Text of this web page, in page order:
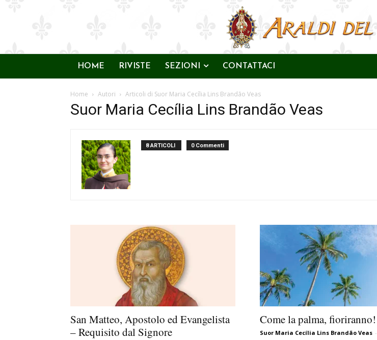
HOME RIVISTE SEZIONI CONTATTACI
Home Autori Articoli di Suor Maria Cecília Lins Brandão Veas
Suor Maria Cecília Lins Brandão Veas
8 ARTICOLI 0 Commenti
San Matteo, Apostolo ed Evangelista
– Requisito dal Signore
Come la palma, fioriranno!
Suor Maria Cecília Lins Brandão Veas -